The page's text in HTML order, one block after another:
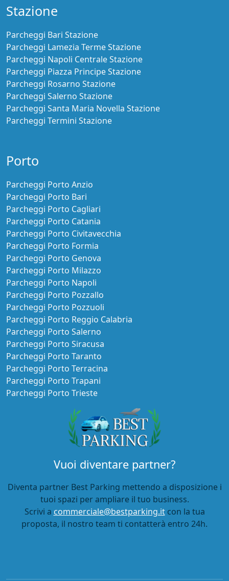
Stazione
Parcheggi Bari Stazione
Parcheggi Lamezia Terme Stazione
Parcheggi Napoli Centrale Stazione
Parcheggi Piazza Principe Stazione
Parcheggi Rosarno Stazione
Parcheggi Salerno Stazione
Parcheggi Santa Maria Novella Stazione
Parcheggi Termini Stazione
Porto
Parcheggi Porto Anzio
Parcheggi Porto Bari
Parcheggi Porto Cagliari
Parcheggi Porto Catania
Parcheggi Porto Civitavecchia
Parcheggi Porto Formia
Parcheggi Porto Genova
Parcheggi Porto Milazzo
Parcheggi Porto Napoli
Parcheggi Porto Pozzallo
Parcheggi Porto Pozzuoli
Parcheggi Porto Reggio Calabria
Parcheggi Porto Salerno
Parcheggi Porto Siracusa
Parcheggi Porto Taranto
Parcheggi Porto Terracina
Parcheggi Porto Trapani
Parcheggi Porto Trieste
Vuoi diventare partner?
Diventa partner Best Parking mettendo a disposizione i
tuoi spazi per ampliare il tuo business.
Scrivi a commerciale@bestparking.itcon la tua
proposta, il nostro team ti contatterà entro 24h.